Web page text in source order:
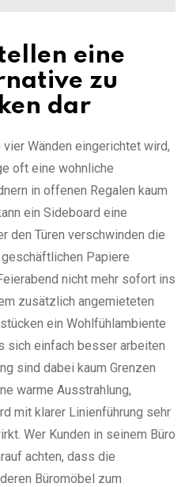
eine
zu
dar
Wänden eingerichtet wird,
oft eine wohnliche
in offenen Regalen kaum
ein Sideboard eine
den Türen verschwinden die
Papiere
nicht mehr sofort ins
zusätzlich angemieteten
ein Wohlfühlambiente
sich einfach besser arbeiten
sind dabei kaum Grenzen
warme Ausstrahlung,
mit klarer Linienführung sehr
Wer Kunden in seinem Büro
achten, dass die
Büromöbel zum